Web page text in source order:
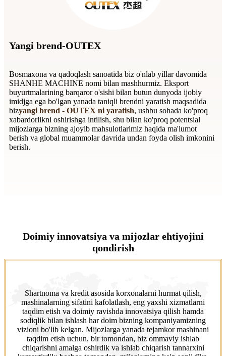
Yangi brend-OUTEX
Bosmaxona va qadoqlash sanoatida biz o'nlab yillar davomida
SHANHE MACHINE nomi bilan mashhurmiz. Eksport
buyurtmalarining barqaror o'sishi bilan butun dunyoda ijobiy
imidjga ega bo'lgan yanada taniqli brendni yaratish maqsadida
bizyangi brend - OUTEX ni yaratish, ushbu sohada ko'proq
xabardorlikni oshirishga intilish, shu bilan ko'proq potentsial
mijozlarga bizning ajoyib mahsulotlarimiz haqida ma'lumot
berish va global muammolar davrida undan foyda olish imkonini
berish.
Doimiy innovatsiya va mijozlar ehtiyojini
qondirish
Shartnoma va kredit asosida korxonalarni hurmat qilish,
mashinalarning sifatini kafolatlash, eng yaxshi xizmatlarni
taqdim etish va doimiy ravishda innovatsiya qilish hamda
sodiqlik bilan ishlash har doim bizning kompaniyamizning
vizioni bo'lib kelgan. Mijozlarga yanada tejamkor mashinani
taqdim etish uchun, bir tomondan, biz ommaviy ishlab
chiqarishni amalga oshirdik va ishlab chiqarish tannarxini